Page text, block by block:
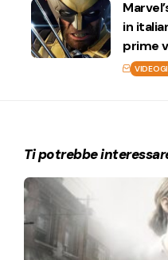
in
prime
Ti potrebbe